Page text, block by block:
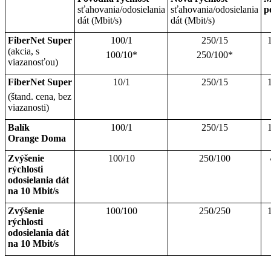
sťahovania/odosielania
dát (Mbit/s)
sťahovania/odosielania
dát (Mbit/s)
FiberNet Super
(akcia, s
viazanosťou)
100/1
100/10*
250/15
250/100*
FiberNet Super
(štand. cena, bez
viazanosti)
10/1 250/15
Balík
Orange Doma
100/1 250/15
Zvýšenie
rýchlosti
odosielania dát
na 10 Mbit/s
100/10 250/100
Zvýšenie
rýchlosti
odosielania dát
na 10 Mbit/s
100/100 250/250